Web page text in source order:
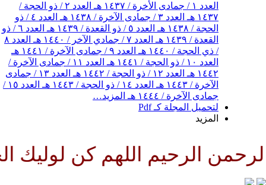
العدد ١ / جمادى الأخرة / ١٤٣٧ هـ
العدد ٢ / ذو الحجة /
١٤٣٧ هـ
العدد ٣ / جمادى الآخرة / ١٤٣٨ هـ
العدد ٤ / ذو
الحجة / ١٤٣٨ هـ
العدد ٥ / ذو القعدة / ١٤٣٩ هـ
العدد ٦ / ذو
القعدة / ١٤٣٩ هـ
العدد ٧ / جمادي الآخر / ١٤٤٠ هـ
العدد ٨
/ ذي الحجة / ١٤٤٠ هـ
العدد ٩ / جمادى الآخرة / ١٤٤١ هـ
العدد ١٠ / ذو الحجة / ١٤٤١ هـ
العدد ١١ / جمادى الآخرة /
١٤٤٢ هـ
العدد ١٢ / ذو الحجة / ١٤٤٢ هـ
العدد ١٣ / جمادى
الآخرة / ١٤٤٣ هـ
العدد ١٤ / ذو الحجة / ١٤٤٣ هـ
العدد ١٥ /
جمادى الآخرة / ١٤٤٤ هـ
المزيد…
لتحميل المجلة كـ Pdf
المزيد
الرحيم اللهم كن لوليك